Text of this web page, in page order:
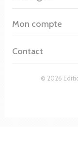
© 2026
Mon compte
Contact